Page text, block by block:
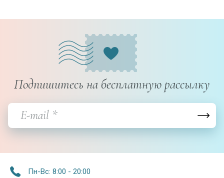
Подпишитесь на бесплатную рассылку
Пн-Вс: 8:00 - 20:00